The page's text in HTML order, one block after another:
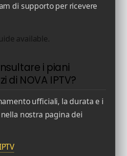
di supporto per ricevere
available.
i piani
di NOVA IPTV?
ufficiali, la durata e i
nostra pagina dei